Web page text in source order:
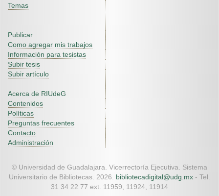
Temas
Publicar
Como agregar mis trabajos
Información para tesistas
Subir tesis
Subir artículo
Acerca de RIUdeG
Contenidos
Políticas
Preguntas frecuentes
Contacto
Administración
© Universidad de Guadalajara. Vicerrectoría Ejecutiva. Sistema
Universitario de Bibliotecas. 2026. bibliotecadigital@udg.mx - Tel.
31 34 22 77 ext. 11959, 11924, 11914